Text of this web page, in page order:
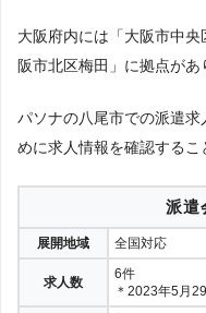
大阪府内には「大阪市中
阪市北区梅田」に拠点があ
パソナの八尾市での派遣
めに求人情報を確認するこ
派遣
展開地域 全国対応
求人数
6件
＊2023年5月